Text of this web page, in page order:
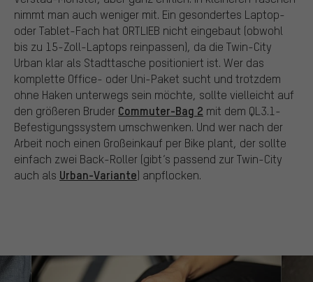
nimmt man auch weniger mit. Ein gesondertes Laptop-
oder Tablet-Fach hat ORTLIEB nicht eingebaut (obwohl
bis zu 15-Zoll-Laptops reinpassen), da die Twin-City
Urban klar als Stadttasche positioniert ist. Wer das
komplette Office- oder Uni-Paket sucht und trotzdem
ohne Haken unterwegs sein möchte, sollte vielleicht auf
den größeren Bruder Commuter-Bag 2 mit dem QL3.1-
Befestigungssystem umschwenken. Und wer nach der
Arbeit noch einen Großeinkauf per Bike plant, der sollte
einfach zwei Back-Roller (gibt’s passend zur Twin-City
auch als Urban-Variante) anpflocken.